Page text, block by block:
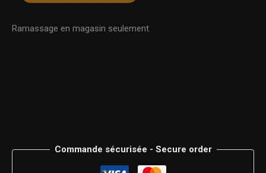
Ramassage en magasin seulement
Commande sécurisée - Secure order